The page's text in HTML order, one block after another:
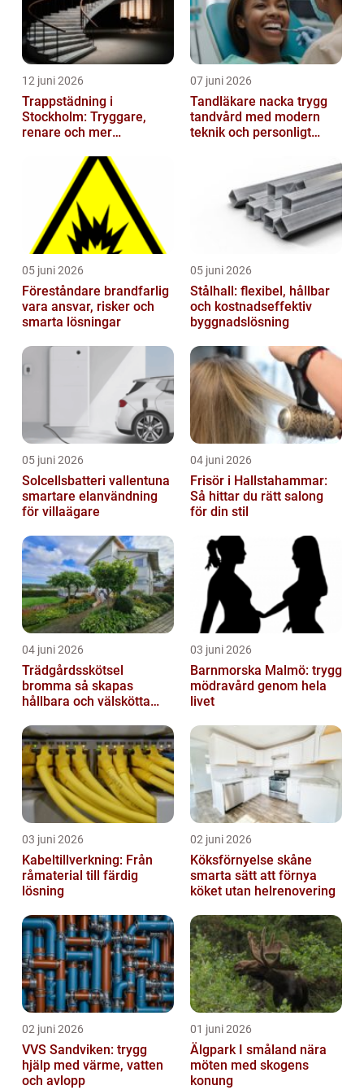
12 juni 2026
Trappstädning i
Stockholm: Tryggare,
renare och mer
07 juni 2026
Tandläkare nacka trygg
tandvård med modern
teknik och personligt
05 juni 2026
Föreståndare brandfarlig
vara ansvar, risker och
smarta lösningar
05 juni 2026
Stålhall: flexibel, hållbar
och kostnadseffektiv
byggnadslösning
05 juni 2026
Solcellsbatteri vallentuna
smartare elanvändning
för villaägare
04 juni 2026
Frisör i Hallstahammar:
Så hittar du rätt salong
för din stil
04 juni 2026
Trädgårdsskötsel
bromma så skapas
hållbara och välskötta
03 juni 2026
Barnmorska Malmö: trygg
mödravård genom hela
livet
03 juni 2026
Kabeltillverkning: Från
råmaterial till färdig
lösning
02 juni 2026
Köksförnyelse skåne
smarta sätt att förnya
köket utan helrenovering
02 juni 2026
VVS Sandviken: trygg
hjälp med värme, vatten
och avlopp
01 juni 2026
Älgpark I småland nära
möten med skogens
konung